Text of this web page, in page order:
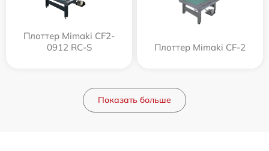
Плоттер Mimaki CF2-
0912 RC-S
Плоттер Mimaki CF-2
Показать больше